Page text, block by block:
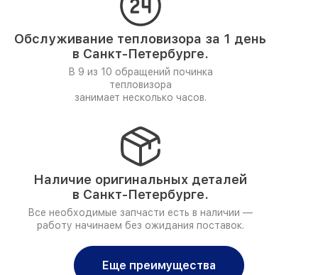
Обслуживание тепловизора за 1 день
в Санкт-Петербурге.
В 9 из 10 обращений починка
тепловизора
занимает несколько часов.
Наличие оригинальных деталей
в Санкт-Петербурге.
Все необходимые запчасти есть в наличии —
работу начинаем без ожидания поставок.
Еще преимущества